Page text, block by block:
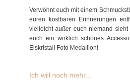
Verwöhnt euch mit einem
euren kostbaren Erinnerungen
vielleicht außer euch niemand
euch ein wirklich schönes
Eiskristall Foto Medaillon!
Ich will noch mehr...